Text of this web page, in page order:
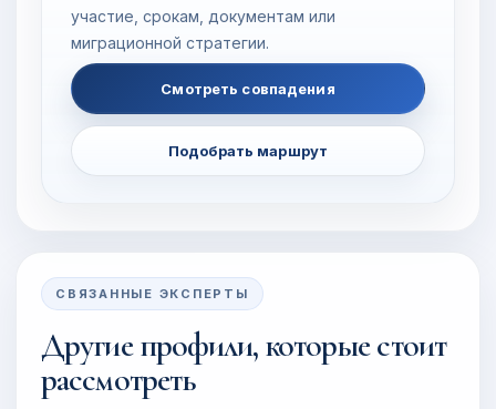
участие, срокам, документам или
миграционной стратегии.
Смотреть совпадения
Подобрать маршрут
СВЯЗАННЫЕ ЭКСПЕРТЫ
Другие профили, которые стоит
рассмотреть